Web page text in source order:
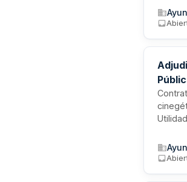
precio
o